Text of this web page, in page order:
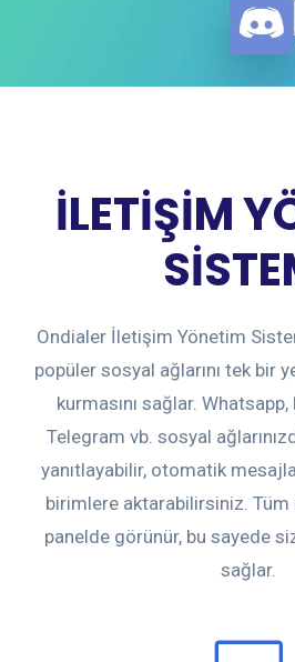
İLETİŞİM
Ondialer İletişim Yönetim
popüler sosyal ağlarını tek bir
kurmasını sağlar.
Telegram vb. sosyal
yanıtlayabilir, otomatik
birimlere aktarabilirsiniz. Tüm
panelde görünür, bu sayede
sağlar.